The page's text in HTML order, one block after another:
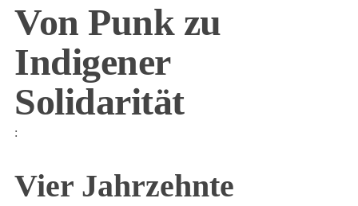
Von Punk zu
Indigener
Solidarität
:
Vier Jahrzehnte